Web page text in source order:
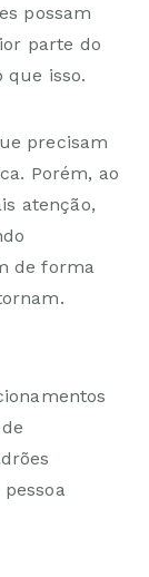
possam
parte do
que isso.
precisam
Porém, ao
atenção,
de forma